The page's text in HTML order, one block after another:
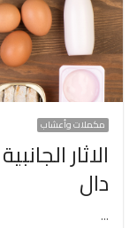
مكملات وأعشاب
الاثار
دال
…